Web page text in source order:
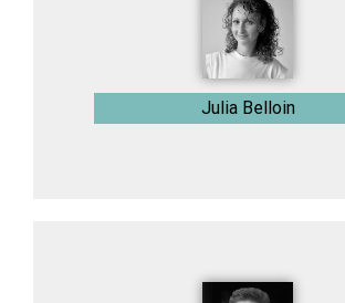
Julia Belloin